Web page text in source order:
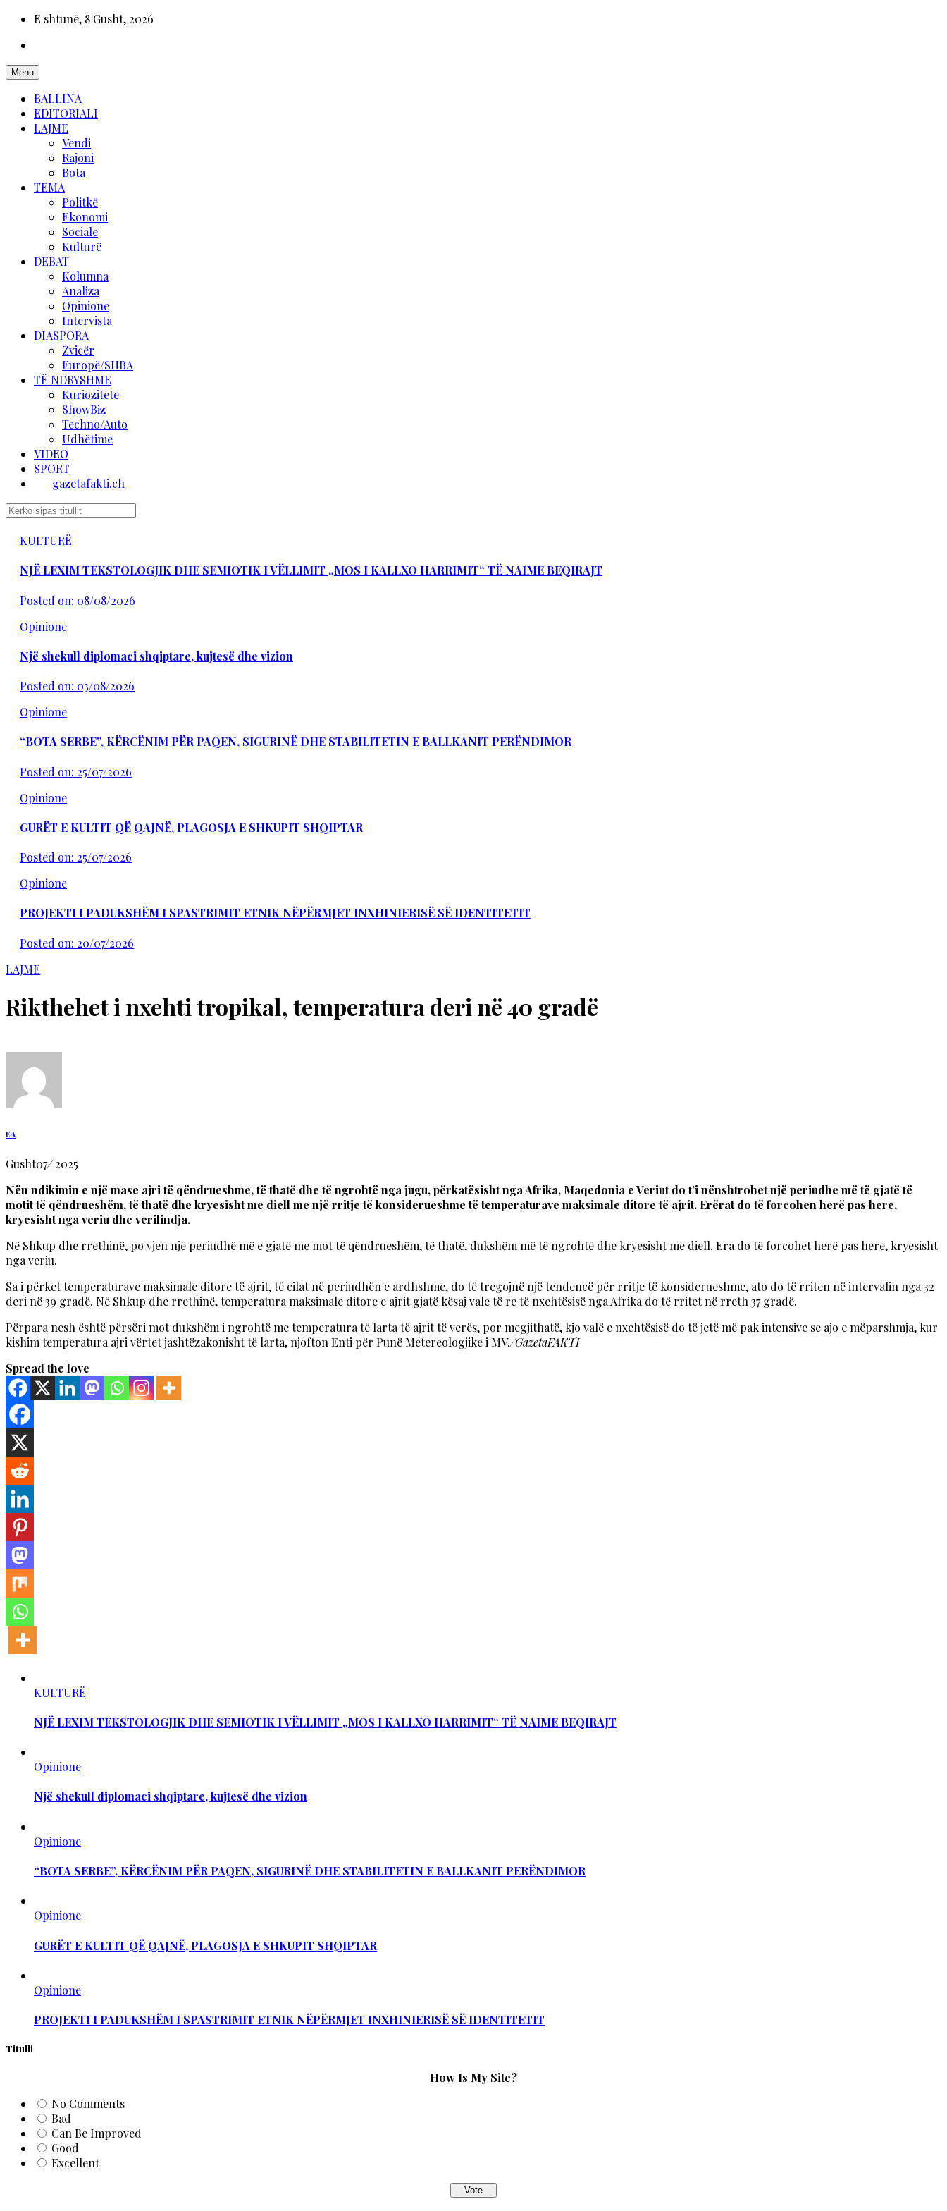
E shtunë, 8 Gusht, 2026
Menu
BALLINA
EDITORIALI
LAJME
Vendi
Rajoni
Bota
TEMA
Politkë
Ekonomi
Sociale
Kulturë
DEBAT
Kolumna
Analiza
Opinione
Intervista
DIASPORA
Zvicër
Europë/SHBA
TË NDRYSHME
Kuriozitete
ShowBiz
Techno/Auto
Udhëtime
VIDEO
SPORT
gazetafakti.ch
KULTURË
NJË LEXIM TEKSTOLOGJIK DHE SEMIOTIK I VËLLIMIT „MOS I KALLXO HARRIMIT“ TË NAIME BEQIRAJT
Posted on: 08/08/2026
Opinione
Një shekull diplomaci shqiptare, kujtesë dhe vizion
Posted on: 03/08/2026
Opinione
“BOTA SERBE”, KËRCËNIM PËR PAQEN, SIGURINË DHE STABILITETIN E BALLKANIT PERËNDIMOR
Posted on: 25/07/2026
Opinione
GURËT E KULTIT QË QAJNË, PLAGOSJA E SHKUPIT SHQIPTAR
Posted on: 25/07/2026
Opinione
PROJEKTI I PADUKSHËM I SPASTRIMIT ETNIK NËPËRMJET INXHINIERISË SË IDENTITETIT
Posted on: 20/07/2026
LAJME
Rikthehet i nxehti tropikal, temperatura deri në 40 gradë
EA
Gusht07/2025
Nën ndikimin e një mase ajri të qëndrueshme, të thatë dhe të ngrohtë nga jugu, përkatësisht nga Afrika, Maqedonia e Veriut do t’i nënshtrohet një periudhe më të gjatë të
motit të qëndrueshëm, të thatë dhe kryesisht me diell me një rritje të konsiderueshme të temperaturave maksimale ditore të ajrit. Erërat do të forcohen herë pas here,
kryesisht nga veriu dhe verilindja.
Në Shkup dhe rrethinë, po vjen një periudhë më e gjatë me mot të qëndrueshëm, të thatë, dukshëm më të ngrohtë dhe kryesisht me diell. Era do të forcohet herë pas here, kryesisht
nga veriu.
Sa i përket temperaturave maksimale ditore të ajrit, të cilat në periudhën e ardhshme, do të tregojnë një tendencë për rritje të konsiderueshme, ato do të rriten në intervalin nga 32
deri në 39 gradë. Në Shkup dhe rrethinë, temperatura maksimale ditore e ajrit gjatë kësaj vale të re të nxehtësisë nga Afrika do të rritet në rreth 37 gradë.
Përpara nesh është përsëri mot dukshëm i ngrohtë me temperatura të larta të ajrit të verës, por megjithatë, kjo valë e nxehtësisë do të jetë më pak intensive se ajo e mëparshmja, kur
kishim temperatura ajri vërtet jashtëzakonisht të larta, njofton Enti për Punë Metereologjike i MV./GazetaFAKTI
Spread the love
KULTURË
NJË LEXIM TEKSTOLOGJIK DHE SEMIOTIK I VËLLIMIT „MOS I KALLXO HARRIMIT“ TË NAIME BEQIRAJT
Opinione
Një shekull diplomaci shqiptare, kujtesë dhe vizion
Opinione
“BOTA SERBE”, KËRCËNIM PËR PAQEN, SIGURINË DHE STABILITETIN E BALLKANIT PERËNDIMOR
Opinione
GURËT E KULTIT QË QAJNË, PLAGOSJA E SHKUPIT SHQIPTAR
Opinione
PROJEKTI I PADUKSHËM I SPASTRIMIT ETNIK NËPËRMJET INXHINIERISË SË IDENTITETIT
Titulli
How Is My Site?
No Comments
Bad
Can Be Improved
Good
Excellent